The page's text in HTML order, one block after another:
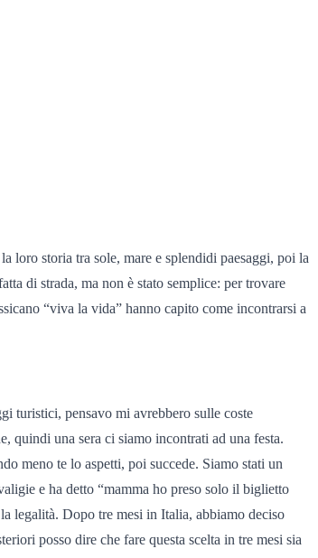
loro storia tra sole, mare e splendidi paesaggi, poi la
di strada, ma non è stato semplice: per trovare
“viva la vida” hanno capito come incontrarsi a
turistici, pensavo mi avrebbero sulle coste
una sera ci siamo incontrati ad una festa.
meno te lo aspetti, poi succede. Siamo stati un
e ha detto “mamma ho preso solo il biglietto
legalità. Dopo tre mesi in Italia, abbiamo deciso
posso dire che fare questa scelta in tre mesi sia